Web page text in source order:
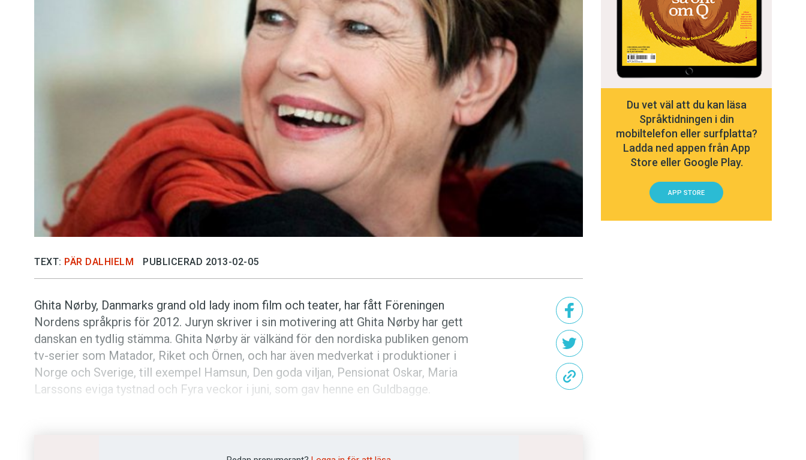
Podden
Anmäl till språkpolisen
Föreslå nyord
Annonsera
Prenumerera
Läs Språktidningen digitalt
Press
TEXT: PÄR DALHIELM PUBLICERAD 2013-02-05
Ghita Nørby, Danmarks grand old lady inom film och teater, har fått Föreningen
Nordens språkpris för 2012. Juryn skriver i sin motivering att Ghita Nørby har gett
danskan en tydlig stämma. Ghita Nørby är välkänd för den nordiska publiken genom
tv-serier som Matador, Riket och Örnen, och har även medverkat i produktioner i
Norge och Sverige, till exempel Hamsun, Den goda viljan, Pensionat Oskar, Maria
Larssons eviga tystnad och Fyra veckor i juni, som gav henne en Guldbagge.
Du vet väl att du kan läsa
Språktidningen i din
mobiltelefon eller surfplatta?
Ladda ned appen från App
Store eller Google Play.
APP STORE